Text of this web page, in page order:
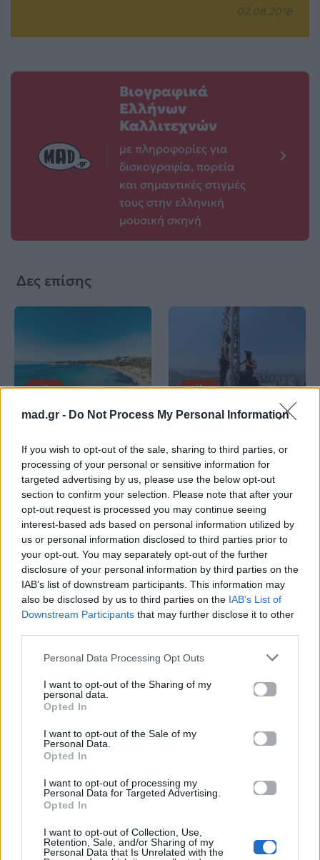
mad.gr - Do Not Process My Personal Information
If you wish to opt-out of the sale, sharing to third parties, or
processing of your personal or sensitive information for
targeted advertising by us, please use the below opt-out
section to confirm your selection. Please note that after your
opt-out request is processed you may continue seeing
interest-based ads based on personal information utilized by
us or personal information disclosed to third parties prior to
your opt-out. You may separately opt-out of the further
disclosure of your personal information by third parties on the
IAB’s list of downstream participants. This information may
also be disclosed by us to third parties on the IAB’s List of
Downstream Participants that may further disclose it to other
Personal Data Processing Opt Outs
I want to opt-out of the Sharing of my
personal data.
Opted In
I want to opt-out of the Sale of my
Personal Data.
Opted In
I want to opt-out of processing my
Personal Data for Targeted Advertising.
Opted In
I want to opt-out of Collection, Use,
Retention, Sale, and/or Sharing of my
Personal Data that Is Unrelated with the
02.08.2018
Βιογραφικά
Ελλήνων
Καλλιτεχνών
με πληροφορίες για
δισκογραφία, πορεία
και σημαντικές στιγμές
τους στην ελληνική
μουσική σκηνή
Δες επίσης
Life
παραλίες έχουν
χαρακτηριστεί
ακατάλληλες
04.07.2026
Life
που έχουμε δει ποτέ –
Το ζευγάρι που
σκαρφάλωσε στο
Empire State Building
02.07.2026
Πανελλαδικές 2026:
Στην κορυφή των
βαθμολογιών η
Παπακώστα με 19.780
μόρια
26.06.2026
Μία κάρτα για όλες τις
προνοιακές παροχές!
26.06.2026